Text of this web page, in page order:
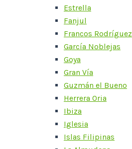
Estrella
Fanjul
Francos Rodríguez
García Noblejas
Goya
Gran Vía
Guzmán el Bueno
Herrera Oria
Ibiza
Iglesia
Islas Filipinas